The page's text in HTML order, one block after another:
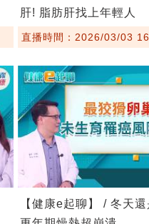
肝! 脂肪肝找上年輕人
直播時間：2026/03/03
【健康e起聊】 / 冬天